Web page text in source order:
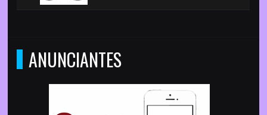
ANUNCIANTES